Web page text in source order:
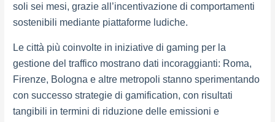
soli sei mesi, grazie all’incentivazione di comportamenti
sostenibili mediante piattaforme ludiche.
Le città più coinvolte in iniziative di gaming per la
gestione del traffico mostrano dati incoraggianti: Roma,
Firenze, Bologna e altre metropoli stanno sperimentando
con successo strategie di gamification, con risultati
tangibili in termini di riduzione delle emissioni e